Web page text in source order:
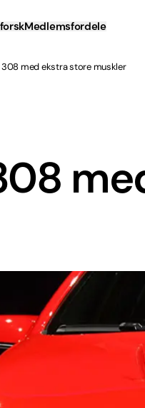
Medlemsfordele
308 med ekstra store muskler